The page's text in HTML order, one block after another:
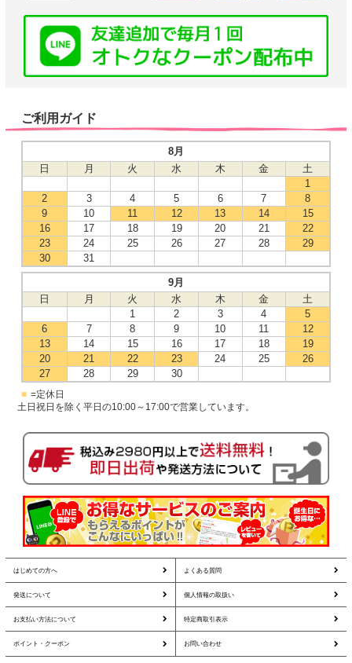
ご利用ガイド
8月
日
月 火 水 木 金
土
1
2
3 4 5 6 7
8
9
10 11 12 13 14
15
16
17 18 19 20 21
22
23
24 25 26 27 28
29
30
31
9月
日
月 火 水 木 金
土
1
2 3 4
5
6
7 8 9 10 11
12
13
14 15 16 17 18
19
20
21 22 23 24 25
26
27
28 29 30
■ =定休日
土日祝日を除く平日の10:00～17:00で営業しています。
はじめての方へ よくある質問
発送について 個人情報の取扱い
お支払い方法について 特定商取引表示
ポイント・クーポン お問い合わせ